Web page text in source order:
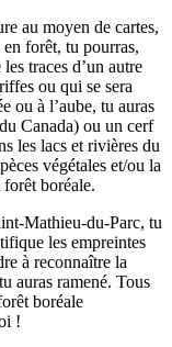
au moyen de cartes,
forêt, tu pourras,
traces d’un autre
ou qui se sera
ou à l’aube, tu auras
Canada) ou un cerf
les lacs et rivières du
végétales et/ou la
forêt boréale.
Mathieu-du-Parc, tu
les empreintes
à reconnaître la
auras ramené. Tous
boréale
!